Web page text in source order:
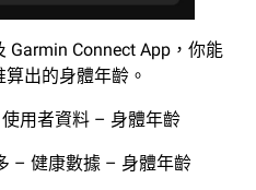
Garmin Connect App，你能
出的身體年齡。
用者資料 – 身體年齡
– 健康數據 – 身體年齡